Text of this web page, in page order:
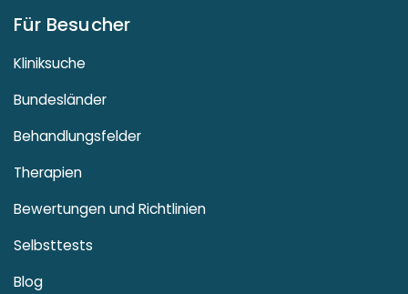
Für Besucher
Kliniksuche
Bundesländer
Behandlungsfelder
Therapien
Bewertungen und Richtlinien
Selbsttests
Blog